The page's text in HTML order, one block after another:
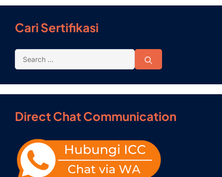
Cari Sertifikasi
Direct Chat Communication